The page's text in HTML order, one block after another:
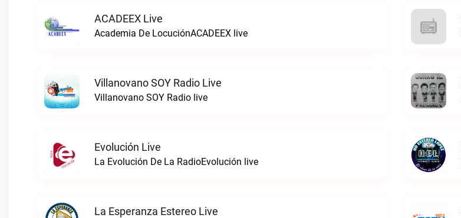
ACADEEX Live
Academia De LocuciónACADEEX live
Villanovano SOY Radio Live
Villanovano SOY Radio live
Evolución Live
La Evolución De La RadioEvolución live
La Esperanza Estereo Live